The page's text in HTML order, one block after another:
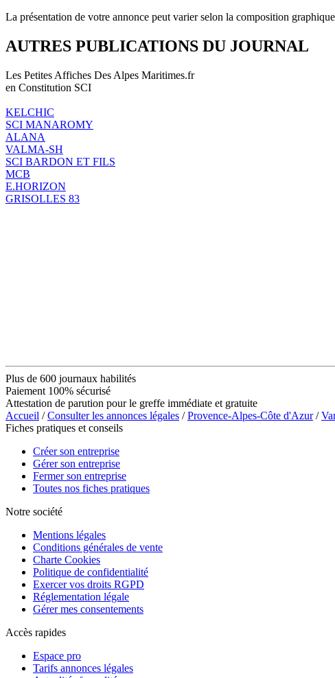
La présentation de votre annonce peut varier selon la composition
AUTRES PUBLICATIONS DU JOURNAL
Les Petites Affiches Des Alpes Maritimes.fr
en Constitution SCI
KELCHIC
SCI MANAROMY
ALANA
VALMA-SH
SCI BARDON ET FILS
MCB
E.HORIZON
GRISOLLES 83
Plus de 600 journaux habilités
Paiement 100% sécurisé
Attestation de parution pour le greffe immédiate et gratuite
Accueil /Consulter les annonces légales /Provence-Alpes-Côte d'Azur/
Fiches pratiques et conseils
Créer son entreprise
Gérer son entreprise
Fermer son entreprise
Toutes nos fiches pratiques
Notre société
Mentions légales
Conditions générales de vente
Charte Cookies
Politique de confidentialité
Exercer vos droits RGPD
Réglementation légale
Gérer mes consentements
Accès rapides
Espace pro
Tarifs annonces légales